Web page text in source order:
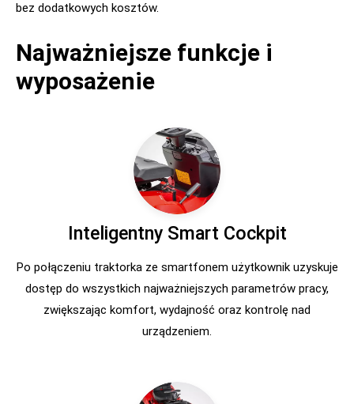
bez dodatkowych kosztów.
Najważniejsze funkcje i
wyposażenie
Inteligentny Smart Cockpit
Po połączeniu traktorka ze smartfonem użytkownik uzyskuje
dostęp do wszystkich najważniejszych parametrów pracy,
zwiększając komfort, wydajność oraz kontrolę nad
urządzeniem.